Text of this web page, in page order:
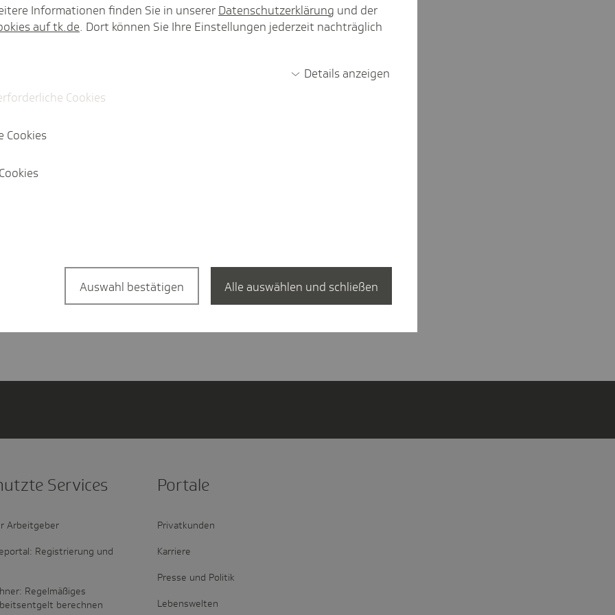
zusätzliche Absicherung in
über eine
der deutschen
aktuellen
Sie dort einfach das Entsendeland ins
Services
Arbeitgeber
Registrierung und
Regelmäßiges
berechnen
Portale
Privatkunden
Karriere
Presse und Politik
Lebenswelten
Informationen finden Sie in unserer Datenschutzerklärung und der
auf tk.de. Dort können Sie Ihre Einstellungen jederzeit nachträglich
Details anzeigen
Cookies
Cookies
Auswahl bestätigen Alle auswählen und schließen